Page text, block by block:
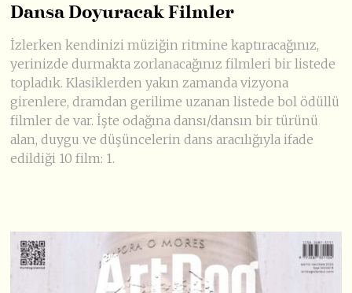
Dansa Doyuracak Filmler
İzlerken kendinizi müziğin ritmine kaptıracağınız,
yerinizde durmakta zorlanacağınız filmleri bir listede
topladık. Klasiklerden yakın zamanda vizyona
girenlere, dramdan gerilime uzanan listede bol ödüllü
filmler de var. İşte odağına dansı/dansın bir türünü
alan, duygu ve düşüncelerin dans aracılığıyla ifade
edildiği 10 film: 1.